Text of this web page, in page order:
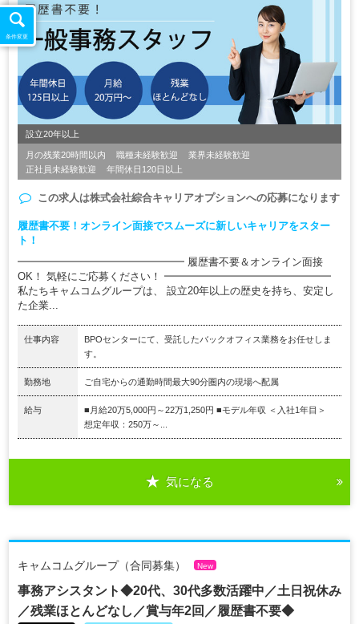
設立20年以上
月の残業20時間以内 職種未経験歓迎
業界未経験歓迎
正社員未経験歓迎
年間休日120日以上
この求人は株式会社綜合キャリアオプションへの応募になります
履歴書不要！オンライン面接でスムーズに新しいキャリアをスター
ト！
━━━━━━━━━━━━━━━━ 履歴書不要＆オンライン面接
OK！ 気軽にご応募ください！ ━━━━━━━━━━━━━━━━
私たちキャムコムグループは、 設立20年以上の歴史を持ち、安定し
た企業...
仕事内容
BPOセンターにて、受託したバックオフィス業務をお任せしま
す。
勤務地 ご自宅からの通勤時間最大90分圏内の現場へ配属
給与
■月給20万5,000円～22万1,250円 ■モデル年収 ＜入社1年目＞
想定年収：250万～...
気になる
キャムコムグループ（合同募集） New
事務アシスタント◆20代、30代多数活躍中／土日祝休み
／残業ほとんどなし／賞与年2回／履歴書不要◆
条件変更